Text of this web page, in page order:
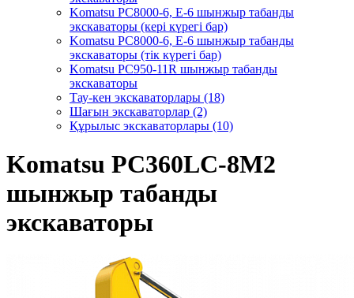
Komatsu PC8000-6, Е-6 шынжыр табанды
экскаваторы (кері күрегі бар)
Komatsu PC8000-6, Е-6 шынжыр табанды
экскаваторы (тік күрегі бар)
Komatsu PC950-11R шынжыр табанды
экскаваторы
Тау-кен экскаваторлары (18)
Шағын экскаваторлар (2)
Құрылыс экскаваторлары (10)
Komatsu PC360LC-8M2
шынжыр табанды
экскаваторы